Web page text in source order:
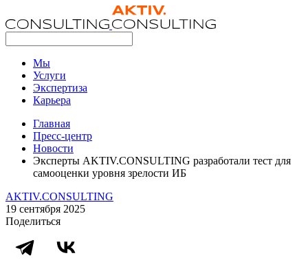
Мы
Услуги
Экспертиза
Карьера
Главная
Пресс-центр
Новости
Эксперты AKTIV.CONSULTING разработали тест для
самооценки уровня зрелости ИБ
AKTIV.CONSULTING
19 сентября 2025
Поделиться